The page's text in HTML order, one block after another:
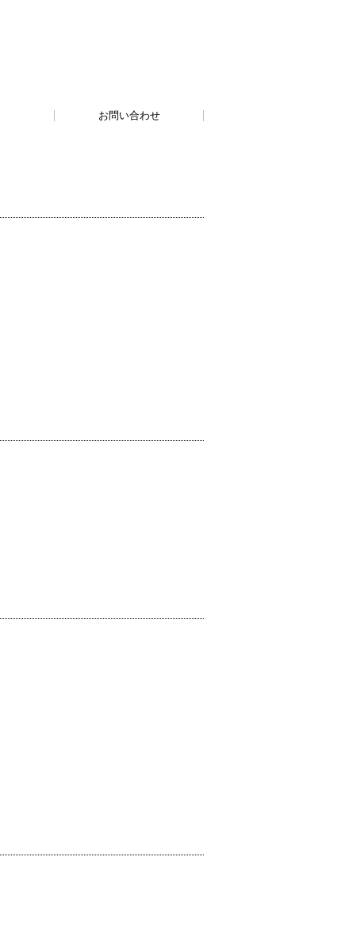
お問い合わせ